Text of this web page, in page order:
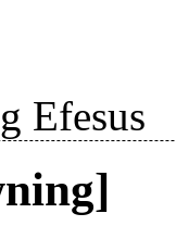
Efesus